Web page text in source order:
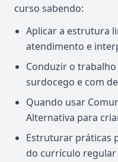
curso sabendo:
Aplicar a estrutura
atendimento e
Conduzir o
surdocego e com
Quando usar
Alternativa para
Estruturar práticas
do currículo regular